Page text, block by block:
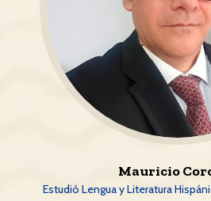
Mauricio
Estudió Lengua y Literatura